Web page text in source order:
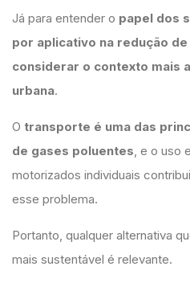
Já para entender o papel dos
por aplicativo na redução
considerar o contexto mais
urbana.
O transporte é uma das
de gases poluentes , e o
motorizados individuais
esse problema.
Portanto, qualquer alternativa
mais sustentável é relevante.